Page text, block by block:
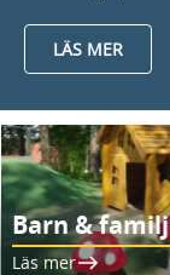
LÄS MER
Barn & familj
Läs mer